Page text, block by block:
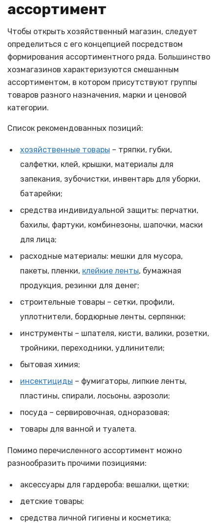
ассортимент
Чтобы открыть хозяйственный магазин, следует
определиться с его концепцией посредством
формирования ассортиментного ряда. Большинство
хозмагазинов характеризуются смешанным
ассортиментом, в котором присутствуют группы
товаров разного назначения, марки и ценовой
категории.
Список рекомендованных позиций:
хозяйственные товары – тряпки, губки,
салфетки, клей, крышки, материалы для
запекания, зубочистки, инвентарь для уборки,
батарейки;
средства индивидуальной защиты: перчатки,
бахилы, фартуки, комбинезоны, шапочки, маски
для лица;
расходные материалы: мешки для мусора,
пакеты, пленки, клейкие ленты, бумажная
продукция, резинки для денег;
строительные товары – сетки, профили,
уплотнители, бордюрные ленты, серпянки;
инструменты – шпателя, кисти, валики, розетки,
тройники, переходники, удлинители;
бытовая химия;
инсектициды – фумигаторы, липкие ленты,
пластины, спирали, лосьоны, аэрозоли;
посуда – сервировочная, одноразовая;
товары для ванной и туалета.
Помимо перечисленного ассортимент можно
разнообразить прочими позициями:
аксессуары для гардероба: вешалки, щетки;
детские товары;
средства личной гигиены и косметика;